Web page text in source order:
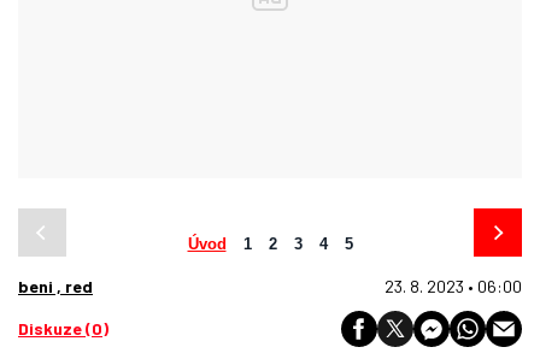
Úvod 1 2 3 4 5
beni , red 23. 8. 2023 • 06:00
Diskuze (0)